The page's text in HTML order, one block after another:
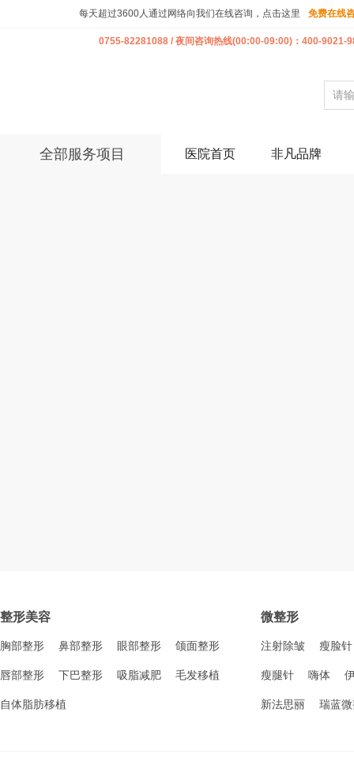
每天超过3600人通过网络向我们在线咨询，点击这里 免费在线
0755-82281088 / 夜间咨询热线(00:00-09:00)：400-9021-
全部服务项目 医院首页 非凡品牌
整形美容
胸部整形 鼻部整形 眼部整形 颌面整形
唇部整形 下巴整形 吸脂减肥 毛发移植
自体脂肪移植
微整形
注射除皱 瘦脸针
瘦腿针 嗨体
新法思丽 瑞蓝